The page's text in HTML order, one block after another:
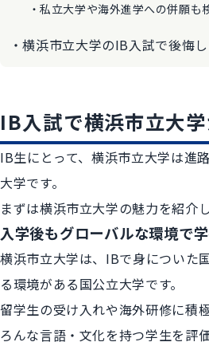
私立大学や海外進学への併願も
横浜市立大学のIB入試で後悔
IB入試で横浜市立大
IB生にとって、横浜市立大学は進
大学です。
まずは横浜市立大学の魅力を紹介し
入学後もグローバルな環境で
横浜市立大学は、IBで身についた
る環境がある国公立大学です。
留学生の受け入れや海外研修に積
ろんな言語・文化を持つ学生を評